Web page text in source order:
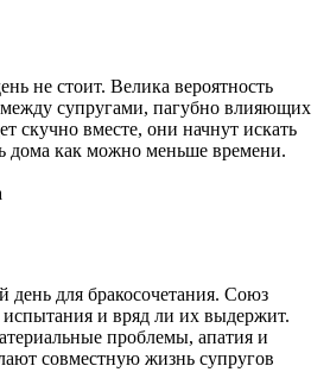
не стоит. Велика вероятность
супругами, пагубно влияющих
скучно вместе, они начнут искать
дома как можно меньше времени.
день для бракосочетания. Союз
и вряд ли их выдержит.
проблемы, апатия и
совместную жизнь супругов